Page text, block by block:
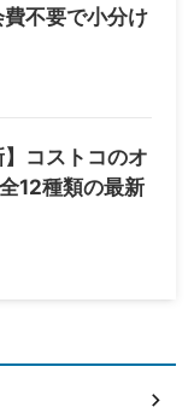
不要で小分け
コストコのオ
12種類の最新